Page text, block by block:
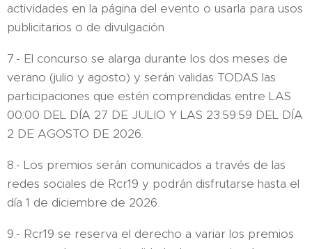
actividades en la página del evento o usarla para usos
publicitarios o de divulgación
7.- El concurso se alarga durante los dos meses de
verano (julio y agosto) y serán validas TODAS las
participaciones que estén comprendidas entre LAS
00:00 DEL DÍA 27 DE JULIO Y LAS 23:59:59 DEL DÍA
2 DE AGOSTO DE 2026.
8.- Los premios serán comunicados a través de las
redes sociales de Rcr19 y podrán disfrutarse hasta el
día 1 de diciembre de 2026.
9.- Rcr19 se reserva el derecho a variar los premios